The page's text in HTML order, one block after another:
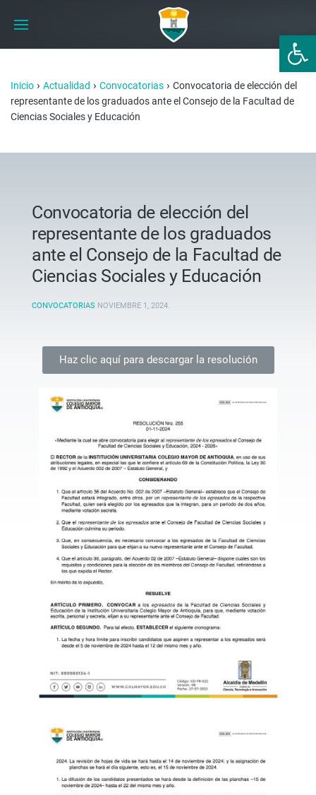
Abrir
Inicio › Actualidad › Convocatorias › Convocatoria de elección del
representante de los graduados ante el Consejo de la Facultad de
Ciencias Sociales y Educación
Convocatoria de elección del
representante de los graduados
ante el Consejo de la Facultad de
Ciencias Sociales y Educación
CONVOCATORIAS NOVIEMBRE 1, 2024.
Haz clic aquí para descargar la resolución